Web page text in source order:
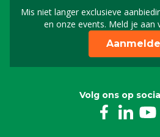
Mis niet langer exclusieve
en onze events. Meld je aan
Volg ons op